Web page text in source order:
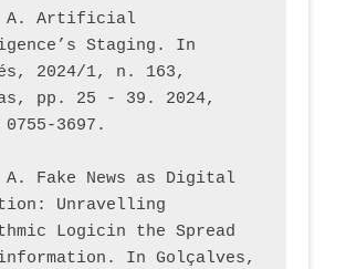
A. Artificial
Staging. In
2024/1, n. 163,
pp. 25 - 39. 2024,
3697.
A. Fake News as Digital
Unravelling
Logicin the Spread
In Golçalves,